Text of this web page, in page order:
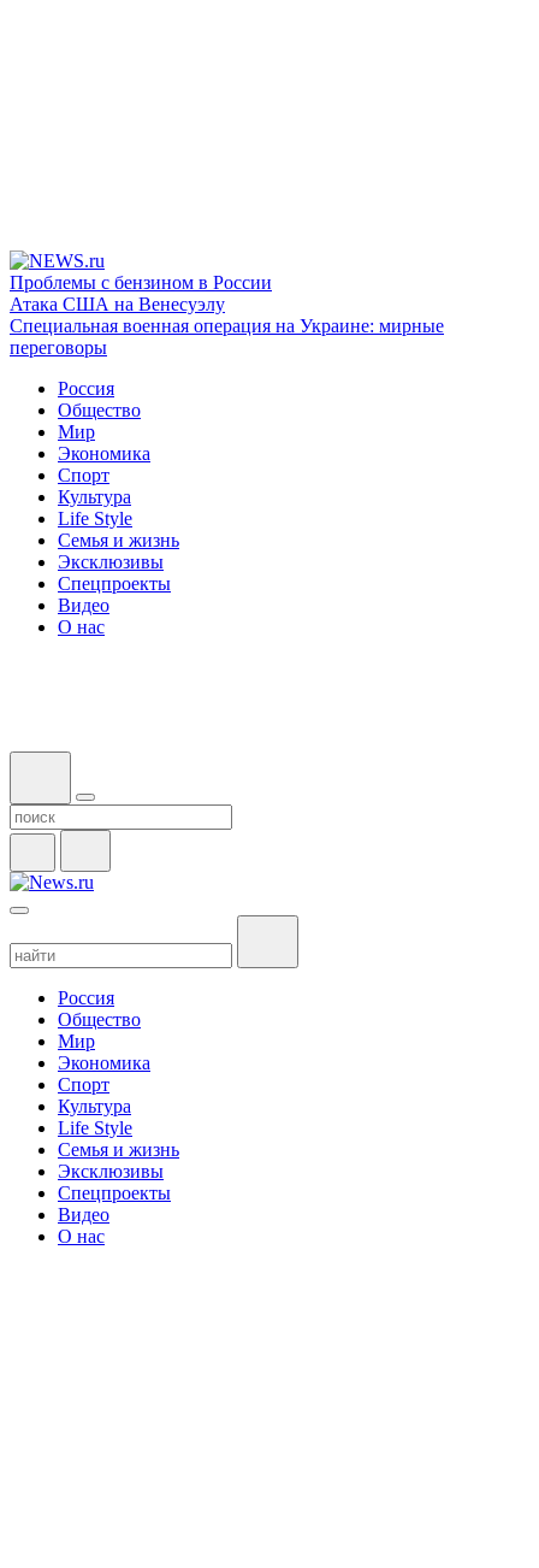
Проблемы с бензином в России
Атака США на Венесуэлу
Специальная военная операция на Украине: мирные
переговоры
Россия
Общество
Мир
Экономика
Спорт
Культура
Life Style
Семья и жизнь
Эксклюзивы
Спецпроекты
Видео
О нас
Россия
Общество
Мир
Экономика
Спорт
Культура
Life Style
Семья и жизнь
Эксклюзивы
Спецпроекты
Видео
О нас